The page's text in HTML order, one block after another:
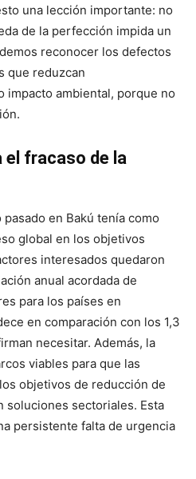
una lección importante: no
de la perfección impida un
reconocer los defectos
que reduzcan
impacto ambiental, porque no
el fracaso de la
en Bakú tenía como
global en los objetivos
interesados ​​quedaron
anual acordada de
para los países en
en comparación con los 1,3
necesitar. Además, la
viables para que las
objetivos de reducción de
soluciones sectoriales. Esta
persistente falta de urgencia